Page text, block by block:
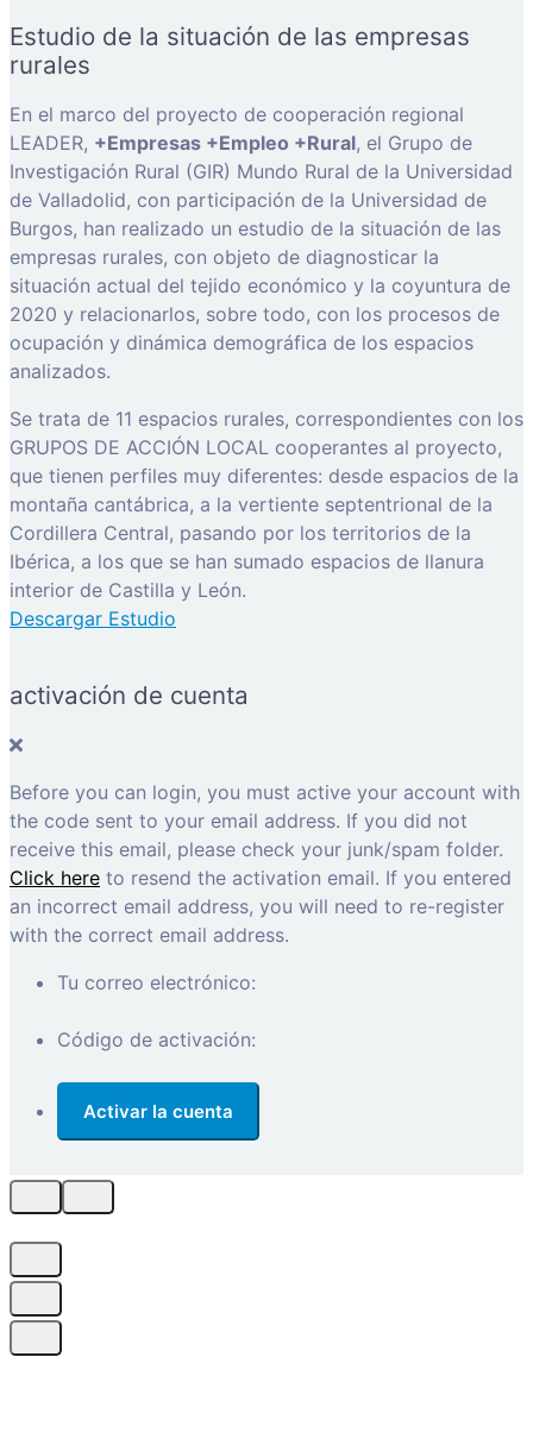
Estudio de la situación de las empresas
rurales
En el marco del proyecto de cooperación regional
LEADER, +Empresas +Empleo +Rural, el Grupo de
Investigación Rural (GIR) Mundo Rural de la Universidad
de Valladolid, con participación de la Universidad de
Burgos, han realizado un estudio de la situación de las
empresas rurales, con objeto de diagnosticar la
situación actual del tejido económico y la coyuntura de
2020 y relacionarlos, sobre todo, con los procesos de
ocupación y dinámica demográfica de los espacios
analizados.
Se trata de 11 espacios rurales, correspondientes con los
GRUPOS DE ACCIÓN LOCAL cooperantes al proyecto,
que tienen perfiles muy diferentes: desde espacios de la
montaña cantábrica, a la vertiente septentrional de la
Cordillera Central, pasando por los territorios de la
Ibérica, a los que se han sumado espacios de llanura
interior de Castilla y León.
Descargar Estudio
activación de cuenta
Before you can login, you must active your account with
the code sent to your email address. If you did not
receive this email, please check your junk/spam folder.
Click here to resend the activation email. If you entered
an incorrect email address, you will need to re-register
with the correct email address.
Tu correo electrónico:
Código de activación: